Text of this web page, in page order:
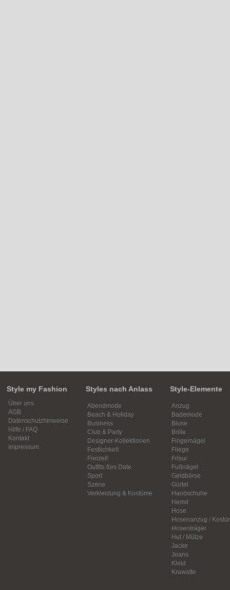
Style my Fashion
Über uns
AGB
Datenschutzhinweise
Hilfe / FAQ
Kontakt
Impressum
Styles nach Anlass
Abendmode
Beach & Holiday
Business
Club & Party
Designer-Kollektionen
Festlichkeit
Freizeit
Outfits fürs Date
Sport
Szene
Verkleidung & Kostüme
Style-Elemente
Anzug
Bademode
Bluse
Brille
Fingernägel
Fliege
Frisur
Fußnägel
Geldbörse
Gürtel
Handschuhe
Hemd
Hose
Hosenanzug /
Hosenträger
Hut / Mütze
Jacke
Jeans
Kleid
Krawatte